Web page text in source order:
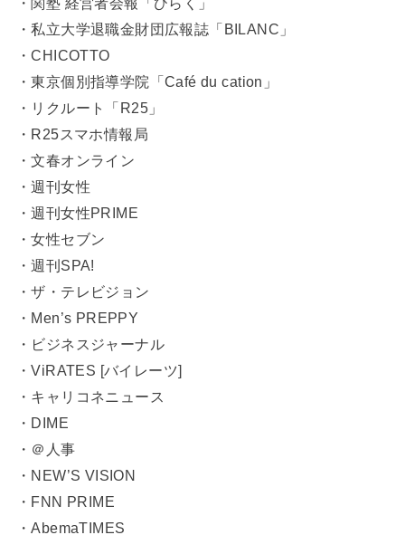
・私立大学退職金財団広報誌「BILANC」
・CHICOTTO
・東京個別指導学院「Café du cation」
・リクルート「R25」
・R25スマホ情報局
・文春オンライン
・週刊女性
・週刊女性PRIME
・女性セブン
・週刊SPA!
・ザ・テレビジョン
・Men’s PREPPY
・ビジネスジャーナル
・ViRATES [バイレーツ]
・キャリコネニュース
・DIME
・＠人事
・NEW’S VISION
・FNN PRIME
・AbemaTIMES